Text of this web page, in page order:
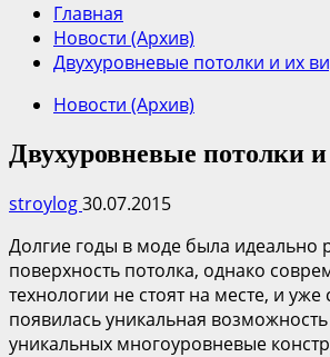
Главная
Новости (Архив)
Двухуровневые потолки и их
Новости (Архив)
Двухуровневые потолки
stroylog30.07.2015
Долгие годы в моде была идеально
поверхность потолка, однако
технологии не стоят на месте, и уже
появилась уникальная
уникальных многоуровневые